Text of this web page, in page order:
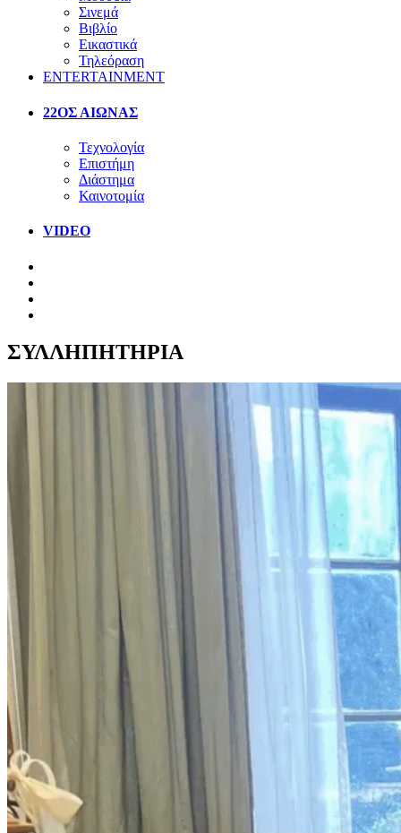
Σινεμά
Βιβλίο
Εικαστικά
Τηλεόραση
ENTERTAINMENT
22ΟΣ ΑΙΩΝΑΣ
Τεχνολογία
Επιστήμη
Διάστημα
Καινοτομία
VIDEO
ΣΥΛΛΗΠΗΤΗΡΙΑ